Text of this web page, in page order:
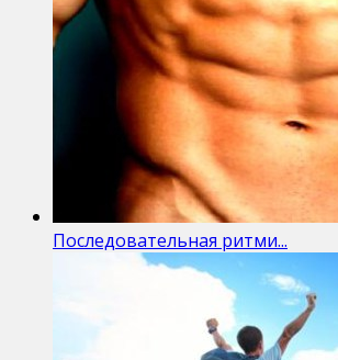
Последовательная ритми...